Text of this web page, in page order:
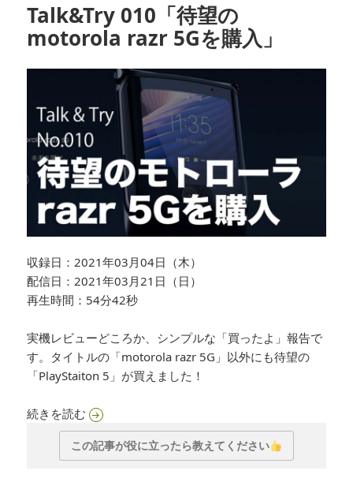
Talk&Try 010「待望の
motorola razr 5Gを購入」
収録日：2021年03月04日（木）
配信日：2021年03月21日（日）
再生時間：54分42秒
実機レビューどころか、シンプルな「買ったよ」報告で
す。タイトルの「motorola razr 5G」以外にも待望の
「PlayStaiton 5」が買えました！
続きを読むTalk&Try 010「待望のmotorola razr 5Gを購入」
この記事が役に立ったら教えてください